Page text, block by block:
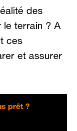
des
terrain ? A
ces
et assurer
prêt ?